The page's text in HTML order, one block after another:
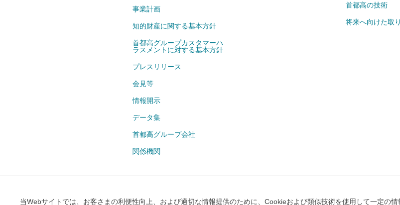
事業計画
知的財産に関する基本方針
首都高グループカスタマーハ
ラスメントに対する基本方針
プレスリリース
会見等
情報開示
データ集
首都高グループ会社
関係機関
首都高の技術
将来へ向けた取
当Webサイトのご利用条件 情報セキュリティポリシー 個人情報のお取り扱いについて
当Webサイトでは、お客さまの利便性向上、および適切な情報提供のために、Cookieおよび類似技術を使用して一定の